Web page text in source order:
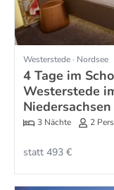
Westerstede · Nordsee
4 Tage im
Westerstede
3 Nächte 2
statt 493 €